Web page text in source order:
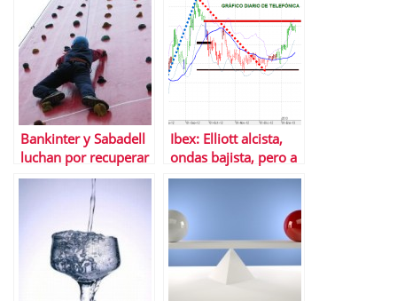
Bankinter y Sabadell
luchan por recuperar
las posiciones
perdidas en Bolsa
Ibex: Elliott alcista,
ondas bajista, pero a
medio, alcistas sÃ­ o
sÃ­